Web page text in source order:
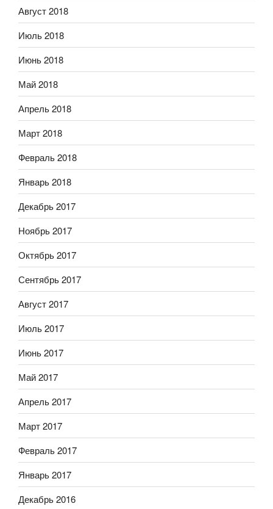
Август 2018
Июль 2018
Июнь 2018
Май 2018
Апрель 2018
Март 2018
Февраль 2018
Январь 2018
Декабрь 2017
Ноябрь 2017
Октябрь 2017
Сентябрь 2017
Август 2017
Июль 2017
Июнь 2017
Май 2017
Апрель 2017
Март 2017
Февраль 2017
Январь 2017
Декабрь 2016